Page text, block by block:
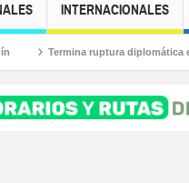
INTERNACIONALES
Termina ruptura diplomática